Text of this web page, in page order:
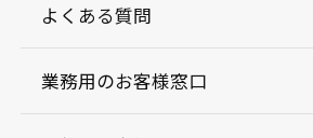
よくある質問
業務用のお客様窓口